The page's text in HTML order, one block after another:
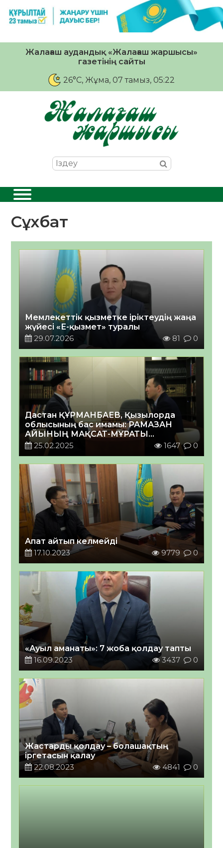
Жалағаш аудандық «Жалағаш жаршысы»
газетінің сайты
26°C, Жұма, 07 тамыз, 05:22
Сұхбат
Мемлекеттік қызметке іріктеудің жаңа
жүйесі «Е-қызмет» туралы
29.07.2026
81 0
Дастан ҚҰРМАНБАЕВ, Қызылорда
облысының бас имамы: РАМАЗАН
АЙЫНЫҢ МАҚСАТ-МҰРАТЫ
ОРЫНДАЛҒАНДА, ІЗГІ ҚОҒАМ
25.02.2025 1647 0
Апат айтып келмейді
17.10.2023
9779 0
«Ауыл аманаты»: 7 жоба қолдау тапты
16.09.2023
3437 0
Жастарды қолдау – болашақтың
іргетасын қалау
22.08.2023
4841 0